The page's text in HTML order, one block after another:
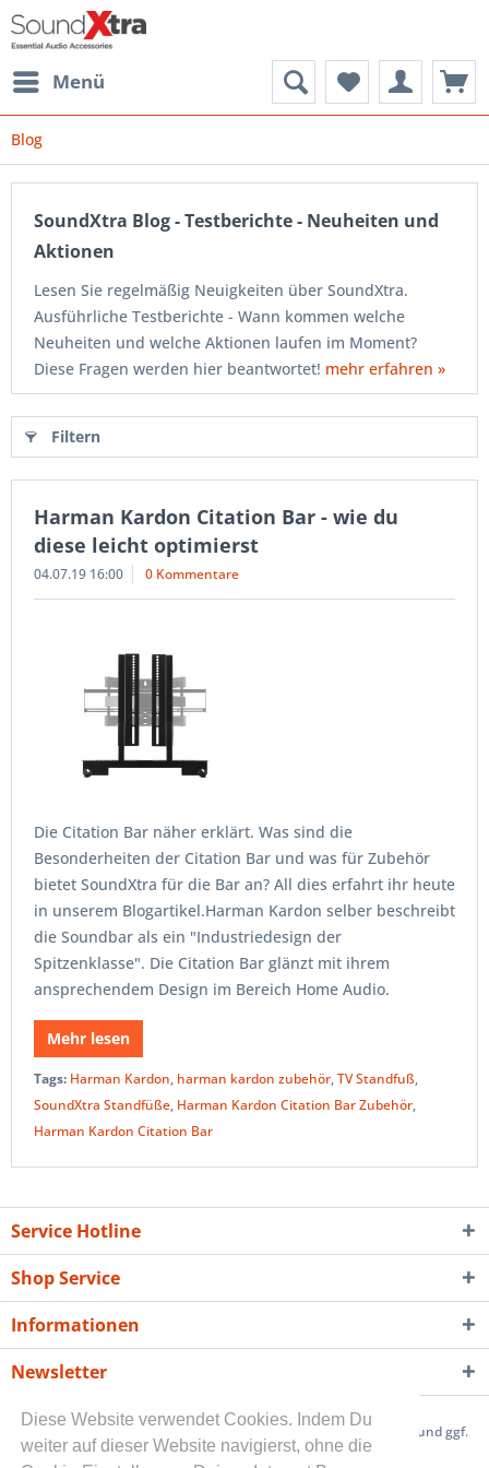
Diese Website verwendet Cookies. Indem Du
weiter auf dieser Website navigierst, ohne die
Menü
Blog
SoundXtra Blog - Testberichte - Neuheiten und
Aktionen
Lesen Sie regelmäßig Neuigkeiten über SoundXtra.
Ausführliche Testberichte - Wann kommen welche
Neuheiten und welche Aktionen laufen im Moment?
Diese Fragen werden hier beantwortet! mehr erfahren »
Filtern
Harman Kardon Citation Bar - wie du
diese leicht optimierst
04.07.19 16:00 0 Kommentare
Die Citation Bar näher erklärt. Was sind die
Besonderheiten der Citation Bar und was für Zubehör
bietet SoundXtra für die Bar an? All dies erfahrt ihr heute
in unserem Blogartikel.Harman Kardon selber beschreibt
die Soundbar als ein "Industriedesign der
Spitzenklasse". Die Citation Bar glänzt mit ihrem
ansprechendem Design im Bereich Home Audio.
Mehr lesen
Tags: Harman Kardon, harman kardon zubehör,TV Standfuß,
SoundXtra Standfüße, Harman Kardon Citation Bar Zubehör,
Harman Kardon Citation Bar
Service Hotline
Shop Service
Informationen
Newsletter
* Alle Preise inkl. gesetzl. Mehrwertsteuer zzgl.Versandkosten
und ggf.
Nachnahmegebühren, wenn nicht anders beschrieben